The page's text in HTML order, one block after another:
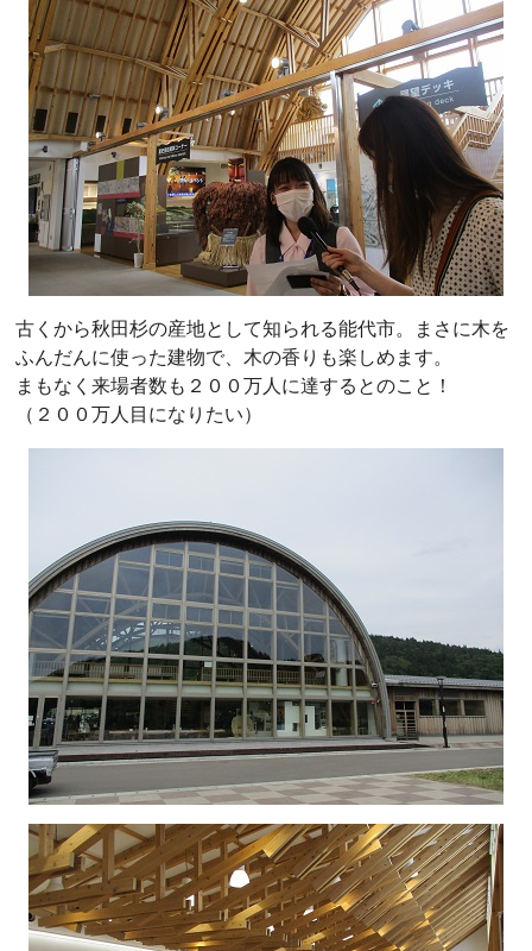
古くから秋田杉の産地として知られる能代市。まさに木を
ふんだんに使った建物で、木の香りも楽しめます。
まもなく来場者数も２００万人に達するとのこと！
（２００万人目になりたい）